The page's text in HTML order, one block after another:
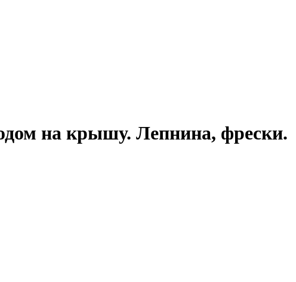
на крышу. Лепнина, фрески.